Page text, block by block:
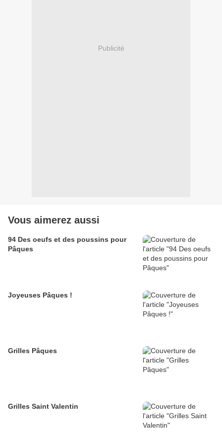
Publicité
Vous aimerez aussi
94 Des oeufs et des poussins pour
Pâques
Joyeuses Pâques !
Grilles Pâques
Grilles Saint Valentin